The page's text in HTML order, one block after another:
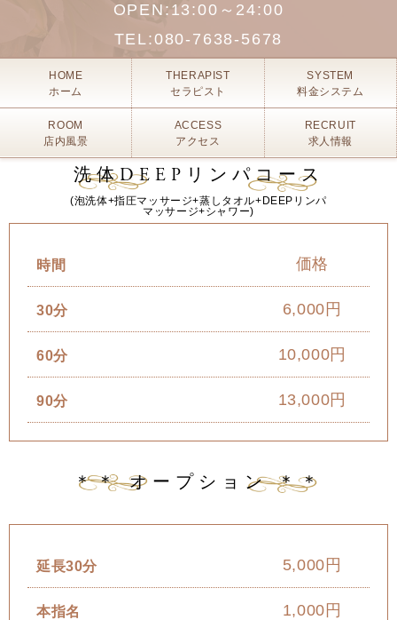
OPEN: 13:00～24:00
TEL:080-7638-5678
HOME
ホーム
THERAPIST
セラピスト
SYSTEM
料金システム
ROOM
店内風景
ACCESS
アクセス
RECRUIT
求人情報
洗体DEEPリンパコース
(泡洗体+指圧マッサージ+蒸しタオル+DEEPリンパ
マッサージ+シャワー)
時間 価格
30分 6,000円
60分 10,000円
90分 13,000円
＊＊ オープション ＊＊
延長30分 5,000円
本指名 1,000円